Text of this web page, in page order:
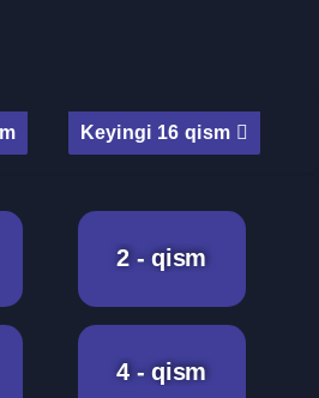
Keyingi 16 qism
2 - qism
4 - qism